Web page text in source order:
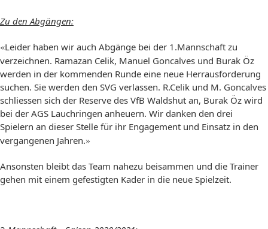
Zu den Abgängen:
«Leider haben wir auch Abgänge bei der 1.Mannschaft zu
verzeichnen. Ramazan Celik, Manuel Goncalves und Burak Öz
werden in der kommenden Runde eine neue Herrausforderung
suchen. Sie werden den SVG verlassen. R.Celik und M. Goncalves
schliessen sich der Reserve des VfB Waldshut an, Burak Öz wird
bei der AGS Lauchringen anheuern. Wir danken den drei
Spielern an dieser Stelle für ihr Engagement und Einsatz in den
vergangenen Jahren.»
Ansonsten bleibt das Team nahezu beisammen und die Trainer
gehen mit einem gefestigten Kader in die neue Spielzeit.